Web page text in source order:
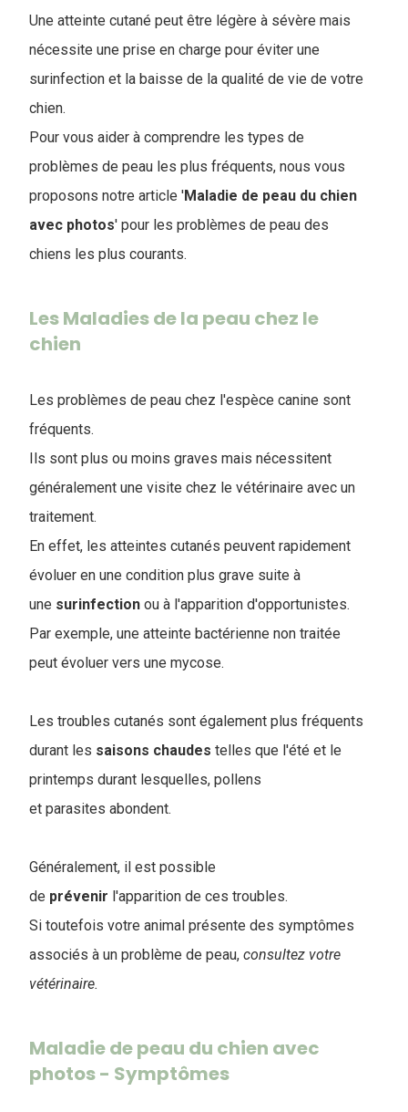
Une atteinte cutané peut être légère à sévère mais
nécessite une prise en charge pour éviter une
surinfection et la baisse de la qualité de vie de votre
chien.
Pour vous aider à comprendre les types de
problèmes de peau les plus fréquents, nous vous
proposons notre article 'Maladie de peau du chien
avec photos' pour les problèmes de peau des
chiens les plus courants.
Les Maladies de la peau chez le
chien
Les problèmes de peau chez l'espèce canine sont
fréquents.
Ils sont plus ou moins graves mais nécessitent
généralement une visite chez le vétérinaire avec un
traitement.
En effet, les atteintes cutanés peuvent rapidement
évoluer en une condition plus grave suite à
une surinfection ou à l'apparition d'opportunistes.
Par exemple, une atteinte bactérienne non traitée
peut évoluer vers une mycose.
Les troubles cutanés sont également plus fréquents
durant les saisons chaudes telles que l'été et le
printemps durant lesquelles, pollens
et parasites abondent.
Généralement, il est possible
de prévenir l'apparition de ces troubles.
Si toutefois votre animal présente des symptômes
associés à un problème de peau, consultez votre
vétérinaire.
Maladie de peau du chien avec
photos - Symptômes